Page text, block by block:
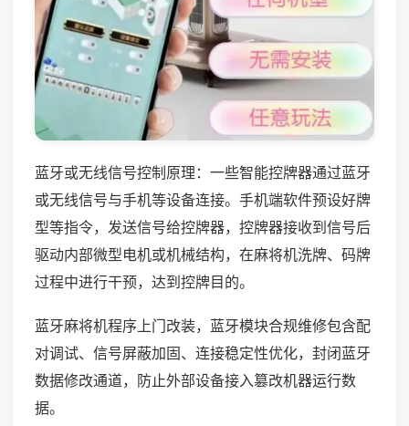
蓝牙或无线信号控制原理：一些智能控牌器通过蓝牙
或无线信号与手机等设备连接。手机端软件预设好牌
型等指令，发送信号给控牌器，控牌器接收到信号后
驱动内部微型电机或机械结构，在麻将机洗牌、码牌
过程中进行干预，达到控牌目的。
蓝牙麻将机程序上门改装，蓝牙模块合规维修包含配
对调试、信号屏蔽加固、连接稳定性优化，封闭蓝牙
数据修改通道，防止外部设备接入篡改机器运行数
据。